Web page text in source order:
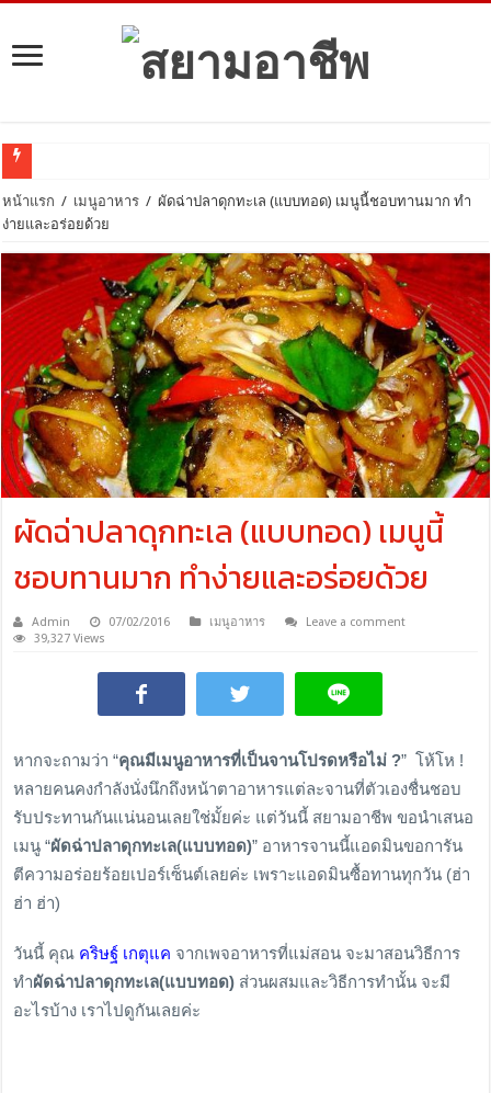
หน้าแรก / เมนูอาหาร / ผัดฉ่าปลาดุกทะเล (แบบทอด) เมนูนี้ชอบทานมาก ทำ
ง่ายและอร่อยด้วย
ผัดฉ่าปลาดุกทะเล (แบบทอด) เมนูนี้
ชอบทานมาก ทำง่ายและอร่อยด้วย
Admin 07/02/2016 เมนูอาหาร
Leave a comment
39,327 Views
หากจะถามว่า “คุณมีเมนูอาหารที่เป็นจานโปรดหรือไม่ ?” โห้โห !
หลายคนคงกำลังนั่งนึกถึงหน้าตาอาหารแต่ละจานที่ตัวเองชื่นชอบ
รับประทานกันแน่นอนเลยใช่มั้ยค่ะ แต่วันนี้ สยามอาชีพ ขอนำเสนอ
เมนู “ผัดฉ่าปลาดุกทะเล(แบบทอด)” อาหารจานนี้แอดมินขอการัน
ตีความอร่อยร้อยเปอร์เซ็นต์เลยค่ะ เพราะแอดมินซื้อทานทุกวัน (ฮ่า
ฮ่า ฮ่า)
วันนี้ คุณ คริษฐ์ เกตุแค จากเพจอาหารที่แม่สอน จะมาสอนวิธีการ
ทำผัดฉ่าปลาดุกทะเล(แบบทอด) ส่วนผสมและวิธีการทำนั้น จะมี
อะไรบ้าง เราไปดูกันเลยค่ะ